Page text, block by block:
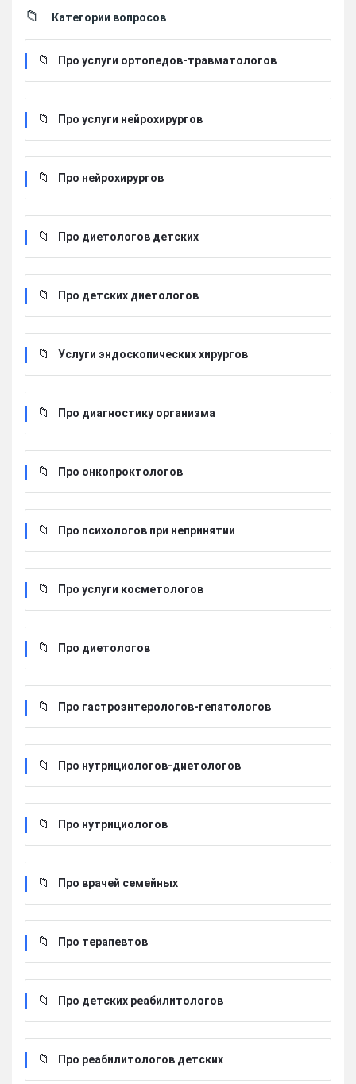
Категории вопросов
Про услуги ортопедов-травматологов
Про услуги нейрохирургов
Про нейрохирургов
Про диетологов детских
Про детских диетологов
Услуги эндоскопических хирургов
Про диагностику организма
Про онкопроктологов
Про психологов при непринятии
Про услуги косметологов
Про диетологов
Про гастроэнтерологов-гепатологов
Про нутрициологов-диетологов
Про нутрициологов
Про врачей семейных
Про терапевтов
Про детских реабилитологов
Про реабилитологов детских